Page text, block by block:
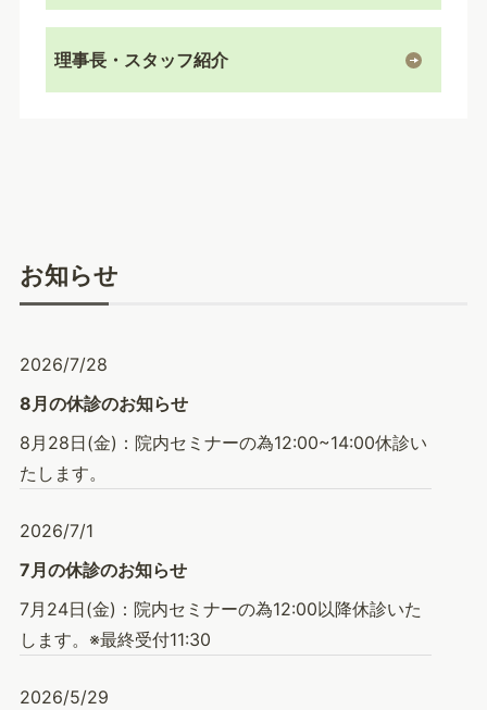
理事長・スタッフ紹介
お知らせ
2026/7/28
8月の休診のお知らせ
8月28日(金)：院内セミナーの為12:00~14:00休診い
たします。
2026/7/1
7月の休診のお知らせ
7月24日(金)：院内セミナーの為12:00以降休診いた
します。※最終受付11:30
2026/5/29